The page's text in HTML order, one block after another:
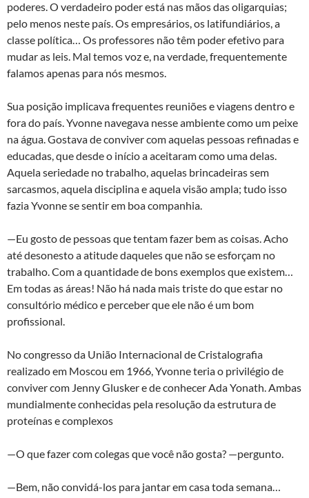
poderes. O verdadeiro poder está nas mãos das oligarquias;
pelo menos neste país. Os empresários, os latifundiários, a
classe política… Os professores não têm poder efetivo para
mudar as leis. Mal temos voz e, na verdade, frequentemente
falamos apenas para nós mesmos.
Sua posição implicava frequentes reuniões e viagens dentro e
fora do país. Yvonne navegava nesse ambiente como um peixe
na água. Gostava de conviver com aquelas pessoas refinadas e
educadas, que desde o início a aceitaram como uma delas.
Aquela seriedade no trabalho, aquelas brincadeiras sem
sarcasmos, aquela disciplina e aquela visão ampla; tudo isso
fazia Yvonne se sentir em boa companhia.
—Eu gosto de pessoas que tentam fazer bem as coisas. Acho
até desonesto a atitude daqueles que não se esforçam no
trabalho. Com a quantidade de bons exemplos que existem…
Em todas as áreas! Não há nada mais triste do que estar no
consultório médico e perceber que ele não é um bom
profissional.
No congresso da União Internacional de Cristalografia
realizado em Moscou em 1966, Yvonne teria o privilégio de
conviver com Jenny Glusker e de conhecer Ada Yonath. Ambas
mundialmente conhecidas pela resolução da estrutura de
proteínas e complexos
—O que fazer com colegas que você não gosta? —pergunto.
—Bem, não convidá-los para jantar em casa toda semana…